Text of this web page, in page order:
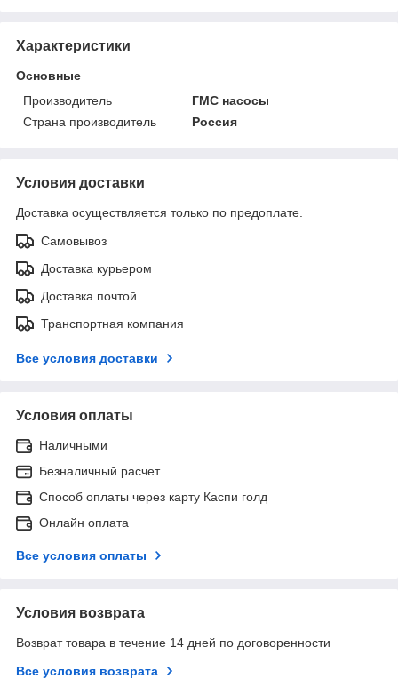
Характеристики
Основные
Производитель
ГМС насосы
Страна производитель
Россия
Условия доставки
Доставка осуществляется только по предоплате.
Самовывоз
Доставка курьером
Доставка почтой
Транспортная компания
Все условия доставки
Условия оплаты
Наличными
Безналичный расчет
Способ оплаты через карту Каспи голд
Онлайн оплата
Все условия оплаты
Условия возврата
Возврат товара в течение 14 дней по договоренности
Все условия возврата